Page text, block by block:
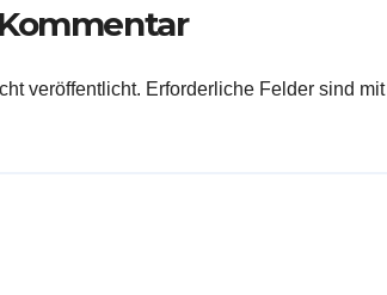
veröffentlicht. Erforderliche Felder sind mit